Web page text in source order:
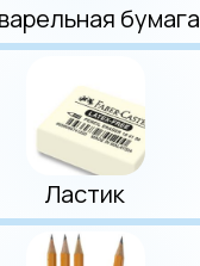
бумага
Ластик